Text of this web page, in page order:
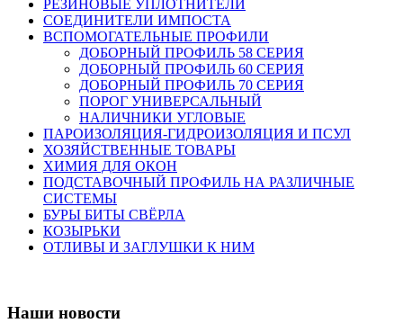
РЕЗИНОВЫЕ УПЛОТНИТЕЛИ
СОЕДИНИТЕЛИ ИМПОСТА
ВСПОМОГАТЕЛЬНЫЕ ПРОФИЛИ
ДОБОРНЫЙ ПРОФИЛЬ 58 СЕРИЯ
ДОБОРНЫЙ ПРОФИЛЬ 60 СЕРИЯ
ДОБОРНЫЙ ПРОФИЛЬ 70 СЕРИЯ
ПОРОГ УНИВЕРСАЛЬНЫЙ
НАЛИЧНИКИ УГЛОВЫЕ
ПАРОИЗОЛЯЦИЯ-ГИДРОИЗОЛЯЦИЯ И ПСУЛ
ХОЗЯЙСТВЕННЫЕ ТОВАРЫ
ХИМИЯ ДЛЯ ОКОН
ПОДСТАВОЧНЫЙ ПРОФИЛЬ НА РАЗЛИЧНЫЕ
СИСТЕМЫ
БУРЫ БИТЫ СВЁРЛА
КОЗЫРЬКИ
ОТЛИВЫ И ЗАГЛУШКИ К НИМ
Наши новости